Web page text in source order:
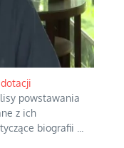
powstawania
z ich
biografii